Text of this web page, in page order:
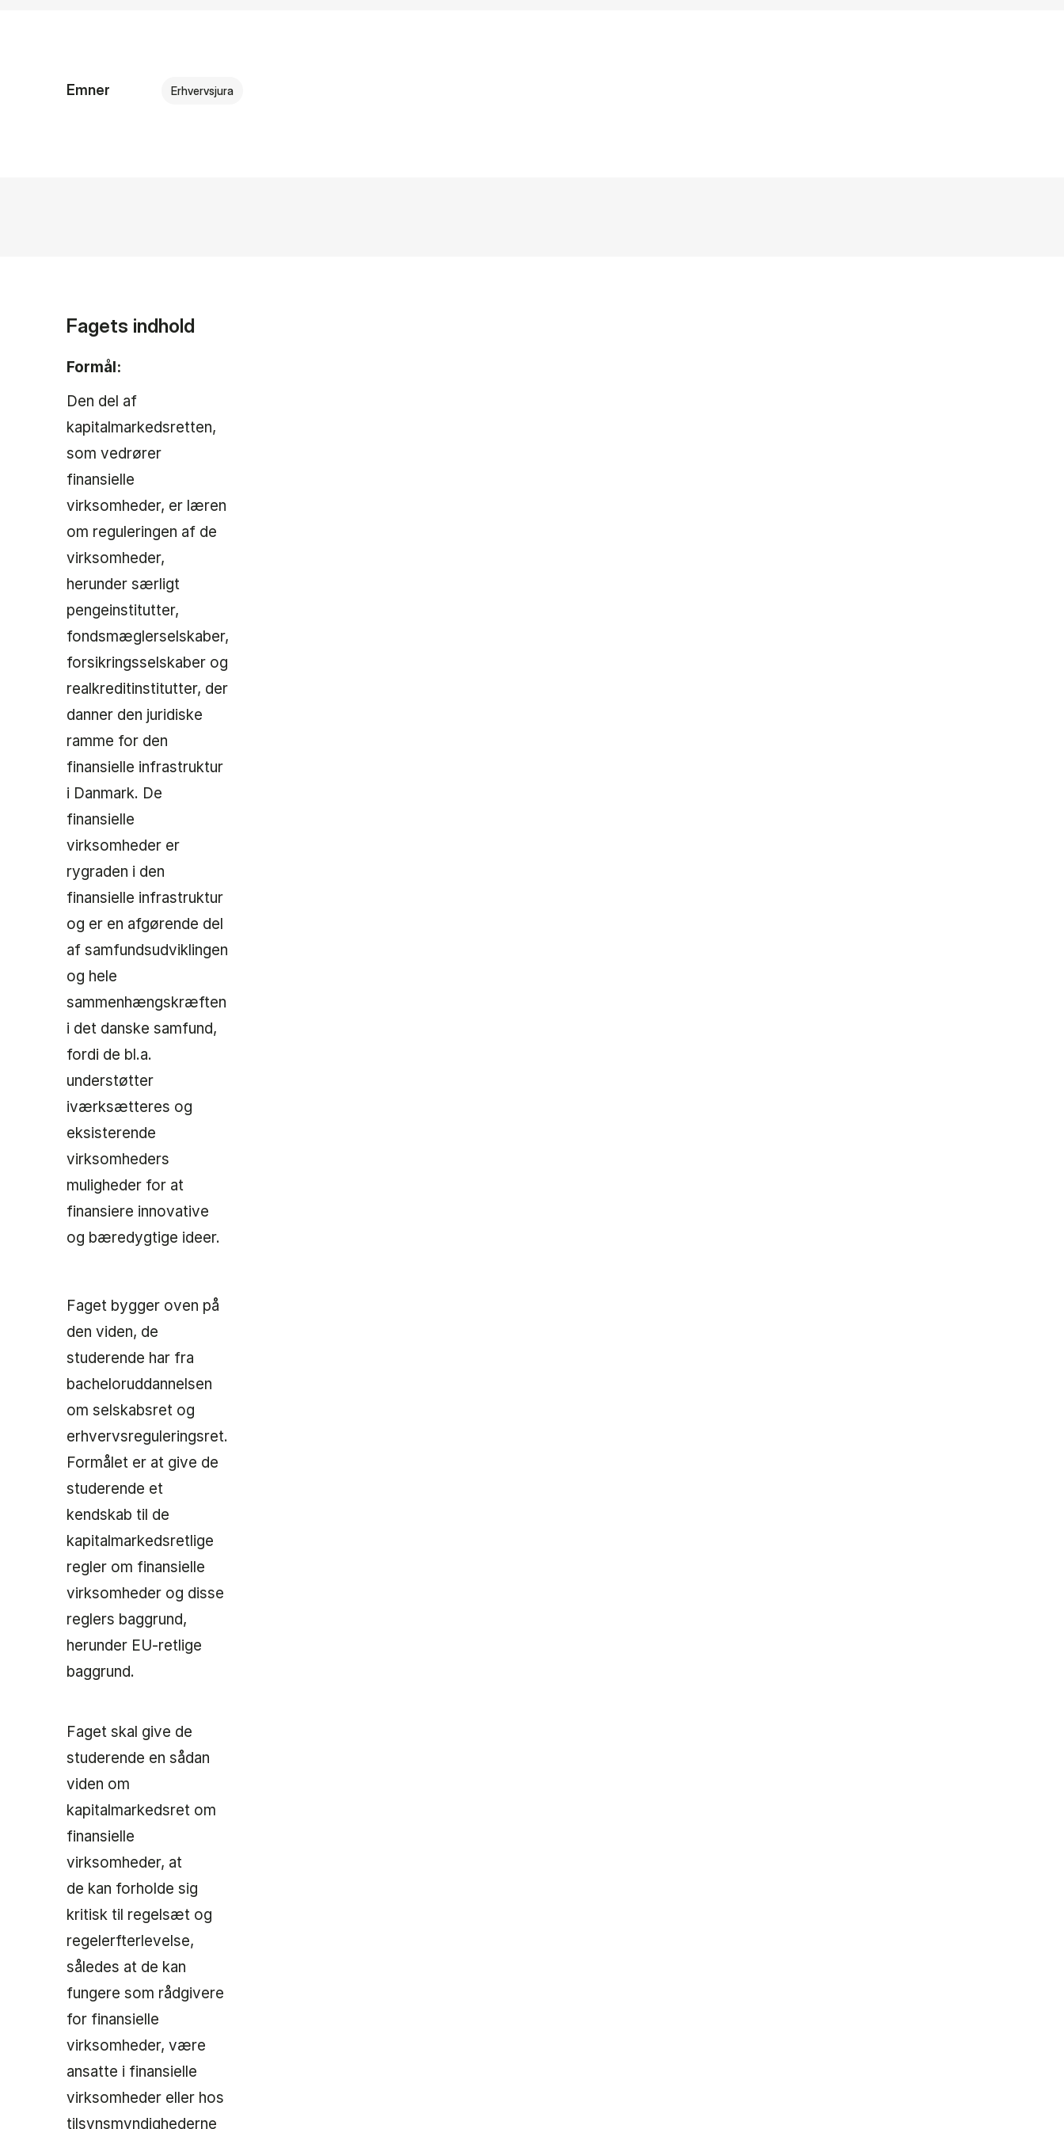
Emner Erhvervsjura
Fagets indhold
Formål:
Den del af
kapitalmarkedsretten,
som vedrører
finansielle
virksomheder, er læren
om reguleringen af de
virksomheder,
herunder særligt
pengeinstitutter,
fondsmæglerselskaber,
forsikringsselskaber og
realkreditinstitutter, der
danner den juridiske
ramme for den
finansielle infrastruktur
i Danmark. De
finansielle
virksomheder er
rygraden i den
finansielle infrastruktur
og er en afgørende del
af samfundsudviklingen
og hele
sammenhængskræften
i det danske samfund,
fordi de bl.a.
understøtter
iværksætteres og
eksisterende
virksomheders
muligheder for at
finansiere innovative
og bæredygtige ideer.
Faget bygger oven på
den viden, de
studerende har fra
bacheloruddannelsen
om selskabsret og
erhvervsreguleringsret.
Formålet er at give de
studerende et
kendskab til de
kapitalmarkedsretlige
regler om finansielle
virksomheder og disse
reglers baggrund,
herunder EU-retlige
baggrund.
Faget skal give de
studerende en sådan
viden om
kapitalmarkedsret om
finansielle
virksomheder, at
de kan forholde sig
kritisk til regelsæt og
regelerfterlevelse,
således at de kan
fungere som rådgivere
for finansielle
virksomheder, være
ansatte i finansielle
virksomheder eller hos
tilsynsmyndighederne